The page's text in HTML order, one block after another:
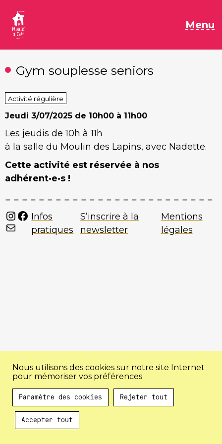
contenu
Menu
Gym souplesse seniors
Activité régulière
Jeudi 3/07/2025 de 10h00 à 11h00
Les jeudis de 10h à 11h
à la salle du Moulin des Lapins, avec Nadette.
Cette activité est réservée à nos
adhérent·e·s !
Instagram
Facebook
Mail
Infos
pratiques
S’inscrire à la
newsletter
Mentions
légales
Au programme !
Nous utilisons des cookies sur notre site Internet
pour mémoriser vos préférences
Paramètre des cookies Rejeter tout
Accepter tout